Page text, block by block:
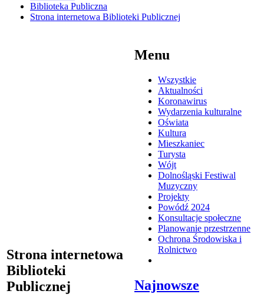
Biblioteka Publiczna
Strona internetowa Biblioteki Publicznej
Strona internetowa
Biblioteki
Publicznej
Menu
Wszystkie
Aktualności
Koronawirus
Wydarzenia kulturalne
Oświata
Kultura
Mieszkaniec
Turysta
Wójt
Dolnośląski Festiwal
Muzyczny
Projekty
Powódź 2024
Konsultacje społeczne
Planowanie przestrzenne
Ochrona Środowiska i
Rolnictwo
Najnowsze